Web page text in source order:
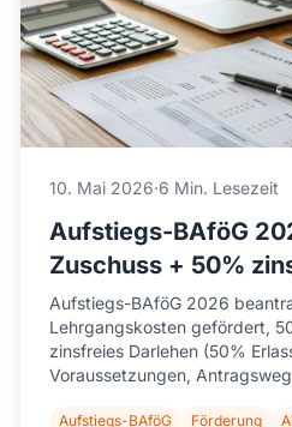
10. Mai 2026·6 Min. Lesezeit
Aufstiegs-BAföG
Zuschuss + 50%
Aufstiegs-BAföG 2026
Lehrgangskosten gefördert,
zinsfreies Darlehen (50%
Voraussetzungen,
Aufstiegs-BAföG Förderung